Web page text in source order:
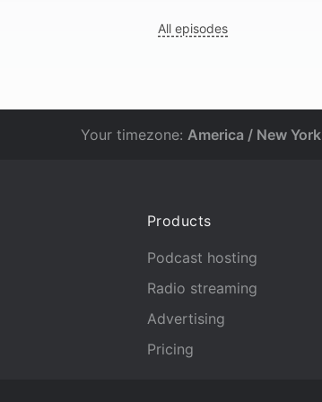
All episodes
Your timezone: America / New York
Products
Podcast hosting
Radio streaming
Advertising
Pricing